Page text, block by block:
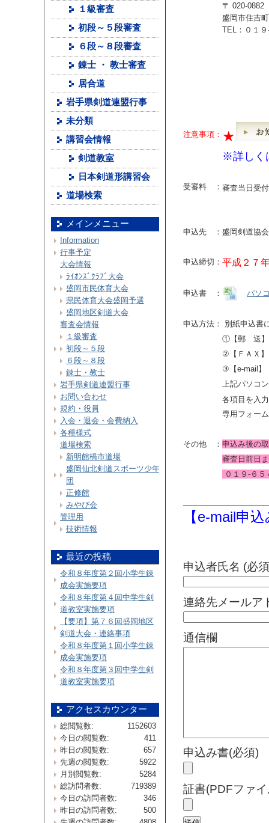
〒 020-0882
盛岡市住吉
TEL：０１
注意事項： ★
※詳しく
受審料 ： 審査当日受
申込先 ： 盛岡剣道協
申込締切： 平成２７
申込書 ： パソ
申込方法：
別紙申込書
①【郵 送】
②【ＦＡＸ
③【e-mail】
上記パソコ
各項目を入
専用フォー
その他 ： 申込み後の
審査日前日
０１９-６
【e-mail申
申込者氏名 (必
連絡先メールア
通信欄
申込み書(必須)
証書(PDFファ
１級審査
初段～５段審査
６段～８段審査
錬士 ・ 教士審査
居合道
岩手県剣道連盟行事
未分類
講習会情報
剣道教室
日本剣道形講習会
道場検索
メインメニュー
Information
行事予定
大会情報
ﾗｲｵﾝｽﾞｸﾗﾌﾞ大会
盛岡市民体育大会
県民体育大会盛岡予選
盛岡地区剣道大会
審査会情報
１級審査
初段～５段
６段～８段
錬士・教士
岩手県剣道連盟行事
お問い合わせ
規約・役員
入会・退会・会費納入
各種様式
道場検索
新明館橋市道場
盛岡仙北剣道スポーツ少年
団
正修館
みやび会
管理用
技術情報
最近の投稿
令和８年度第２回小学生錬
成会実施要項
令和８年度第４回中学生剣
道教室実施要項
【要項】第７６回盛岡地区
剣道大会・連絡事項
令和８年度第１回小学生錬
成会実施要項
令和８年度第３回中学生剣
道教室実施要項
アクセスカウンター
1152603
総閲覧数:
411
今日の閲覧数:
657
昨日の閲覧数:
5922
先週の閲覧数:
5284
月別閲覧数:
719389
総訪問者数:
346
今日の訪問者数:
500
昨日の訪問者数: